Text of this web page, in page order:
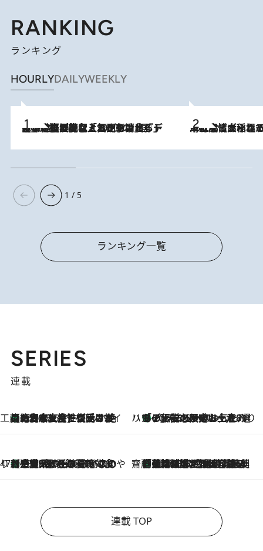
RANKING
ランキング
HOURLYDAILYWEEKLY
2026.8.5
【なぜ吉沢亮は「気配を消せる」のか？】興行収入208億の『国宝』を経て挑むミュージカル『ディア・エヴァン・ハンセン』。トップ俳優が舞台上でさらけ出した“孤独”とは 2026.8.5
下町風情あふれる台北屈指の人気エリア・大稲埕でセンスのいい台湾土産《ヴ
1 / 5
ランキング一覧
SERIES
連載
工藤まやのおもてなしハワイ
2026.8.6
【ハワイ土産】ローカルの絶大な支持で復活！ 絶品の幻クッキー《元ファンの日本人女性が受け継いだ名店》 ハワイ賢者 リサのお気に入りリスト2026.8.6
あの伝説の限定トートも！ リニューアルした「ディーン＆デルーカ ハワイ」で必須のお土産8選
47都道府県の手みやげ ひんやりスイーツで夏を満喫
2026.8.6
【三重県】この夏絶対食べたい 冷やしておいしいおやつ3選 お餅×アイスの新感覚スイーツ 齋藤 薫 美容脳ルネサンス
2026.8.6
「荷物が増えるほど旅ストレスは増す」美容ジャーナリストがたどり着いた最終結論。“化粧品を劇的に減らす”感動の凝縮美容とは
連載 TOP